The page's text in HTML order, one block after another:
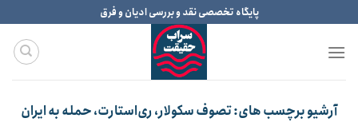
to
content
پایگاه تخصصی نقد و بررسی ادیان و فرق
آرشیو برچسب های:تصوف سکولار، ری‌استارت، حمله به ایران